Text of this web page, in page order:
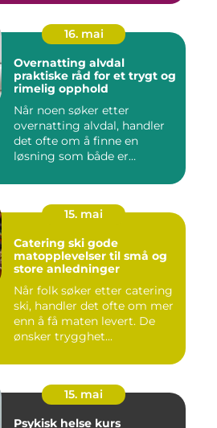
16. mai
Overnatting alvdal
praktiske råd for et trygt og
rimelig opphold
Når noen søker etter
overnatting alvdal, handler
det ofte om å finne en
løsning som både er
15. mai
Catering ski gode
matopplevelser til små og
store anledninger
Når folk søker etter catering
ski, handler det ofte om mer
enn å få maten levert. De
ønsker trygghet...
15. mai
Psykisk helse kurs